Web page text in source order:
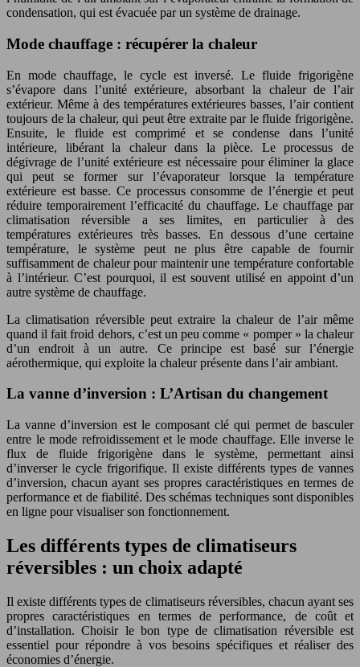
condensation, qui est évacuée par un système de drainage.
Mode chauffage : récupérer la chaleur
En mode chauffage, le cycle est inversé. Le fluide frigorigène
s’évapore dans l’unité extérieure, absorbant la chaleur de l’air
extérieur. Même à des températures extérieures basses, l’air contient
toujours de la chaleur, qui peut être extraite par le fluide frigorigène.
Ensuite, le fluide est comprimé et se condense dans l’unité
intérieure, libérant la chaleur dans la pièce. Le processus de
dégivrage de l’unité extérieure est nécessaire pour éliminer la glace
qui peut se former sur l’évaporateur lorsque la température
extérieure est basse. Ce processus consomme de l’énergie et peut
réduire temporairement l’efficacité du chauffage. Le chauffage par
climatisation réversible a ses limites, en particulier à des
températures extérieures très basses. En dessous d’une certaine
température, le système peut ne plus être capable de fournir
suffisamment de chaleur pour maintenir une température confortable
à l’intérieur. C’est pourquoi, il est souvent utilisé en appoint d’un
autre système de chauffage.
La climatisation réversible peut extraire la chaleur de l’air même
quand il fait froid dehors, c’est un peu comme « pomper » la chaleur
d’un endroit à un autre. Ce principe est basé sur l’énergie
aérothermique, qui exploite la chaleur présente dans l’air ambiant.
La vanne d’inversion : L’Artisan du changement
La vanne d’inversion est le composant clé qui permet de basculer
entre le mode refroidissement et le mode chauffage. Elle inverse le
flux de fluide frigorigène dans le système, permettant ainsi
d’inverser le cycle frigorifique. Il existe différents types de vannes
d’inversion, chacun ayant ses propres caractéristiques en termes de
performance et de fiabilité. Des schémas techniques sont disponibles
en ligne pour visualiser son fonctionnement.
Les différents types de climatiseurs
réversibles : un choix adapté
Il existe différents types de climatiseurs réversibles, chacun ayant ses
propres caractéristiques en termes de performance, de coût et
d’installation. Choisir le bon type de climatisation réversible est
essentiel pour répondre à vos besoins spécifiques et réaliser des
économies d’énergie.